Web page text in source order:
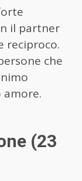
il partner
reciproco.
che
amore.
(23